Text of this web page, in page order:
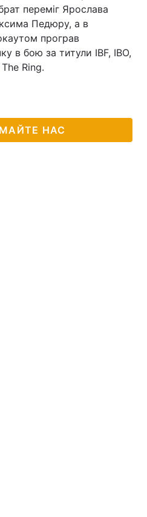
переміг Ярослава
Педюру, а в
програв
в бою за титули IBF, IBO,
Ring.
НАС